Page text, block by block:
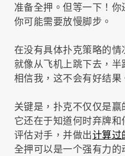
准备全押。但等一下！
你可能需要放慢脚步。
在没有具体扑克策略的情
就像从飞机上跳下去，半
相信我，这不会有好结果
关键是，扑克不仅仅是赢
它还在于知道何时弃牌和
评估对手，并做出计算过
全押可以是一个强有力的